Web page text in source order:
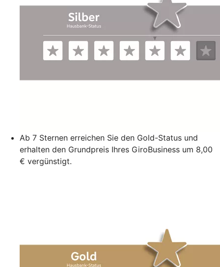
Ab 7 Sternen erreichen Sie den Gold-Status und
erhalten den Grundpreis Ihres GiroBusiness um 8,00
€ vergünstigt.